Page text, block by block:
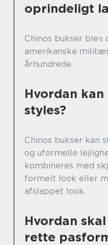
oprindeligt
Chinos bukser
amerikanske
århundrede.
Hvordan
styles?
Chinos bukser kan
og uformelle
kombineres med
formelt look eller
afslappet look.
Hvordan
rette